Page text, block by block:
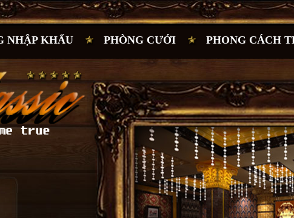
NHẬP KHẨU PHÒNG CƯỚI PHONG CÁCH